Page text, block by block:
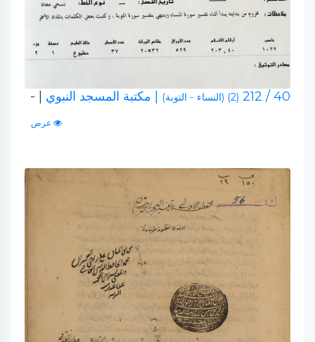
40 / 212 (2) (النساء - التوبة) | مكتبة المسجد النبوي | -
عرض